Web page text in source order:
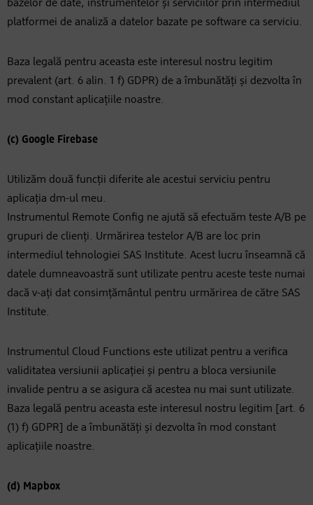
bazelor de date, instrumentelor și serviciilor prin intermediul
platformei de analiză a datelor bazate pe software ca serviciu.
Baza legală pentru aceasta este interesul nostru legitim
prevalent (art. 6 alin. 1 f) GDPR) de a îmbunătăți și dezvolta în
mod constant aplicațiile noastre.
(c) Google Firebase
Utilizăm două funcții diferite ale acestui serviciu pentru
aplicația dm-ul meu.
Instrumentul Remote Config ne ajută să efectuăm teste A/B pe
grupuri de clienți. Urmărirea testelor A/B are loc prin
intermediul tehnologiei SAS Institute. Acest lucru înseamnă că
datele dumneavoastră sunt utilizate pentru aceste teste numai
dacă v-ați dat consimțământul pentru urmărirea de către SAS
Institute.
Instrumentul Cloud Functions este utilizat pentru a verifica
validitatea versiunii aplicației și pentru a bloca versiunile
invalide pentru a se asigura că acestea nu mai sunt utilizate.
Baza legală pentru aceasta este interesul nostru legitim [art. 6
(1) f) GDPR] de a îmbunătăți și dezvolta în mod constant
aplicațiile noastre.
(d) Mapbox